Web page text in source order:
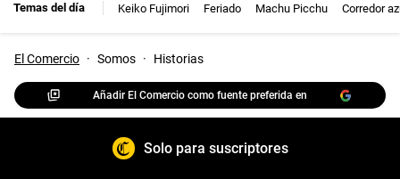
Temas del día Keiko Fujimori Feriado Machu Picchu Corredor
El Comercio · Somos · Historias
Añadir El Comercio como fuente preferida en
Solo para suscriptores